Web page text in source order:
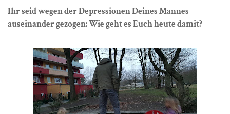
Ihr seid wegen der Depressionen Deines Mannes
auseinander gezogen: Wie geht es Euch heute damit?